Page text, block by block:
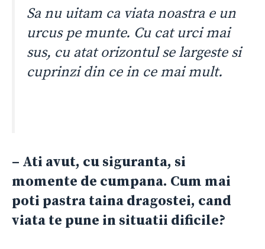
Sa nu uitam ca viata noastra e un
urcus pe munte. Cu cat urci mai
sus, cu atat orizontul se largeste si
cuprinzi din ce in ce mai mult.
– Ati avut, cu siguranta, si
momente de cumpana. Cum mai
poti pastra taina dragostei, cand
viata te pune in situatii dificile?